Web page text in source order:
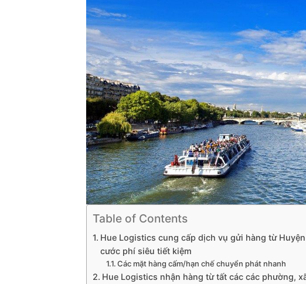
Table of Contents
Hue Logistics cung cấp dịch vụ gửi hàng từ
cước phí siêu tiết kiệm
Các mặt hàng cấm/hạn chế chuyển phát nhanh
Hue Logistics nhận hàng từ tất các các phường,